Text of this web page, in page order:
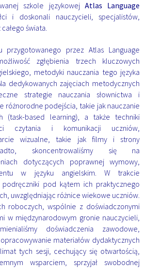
szkole językowej Atlas Language
i doskonali nauczycieli, specjalistów,
świata.
przygotowanego przez Atlas Language
zgłębienia trzech kluczowych
metodyki nauczania tego języka
dedykowanych zajęciach metodycznych
strategie nauczania słownictwa i
różnorodne podejścia, takie jak nauczanie
(task-based learning), a także techniki
czytania i komunikacji uczniów,
wizualne, takie jak filmy i strony
skoncentrowaliśmy się na
dotyczących poprawnej wymowy,
w języku angielskim. W trakcie
podręczniki pod kątem ich praktycznego
uwzględniając różnicewiekowe uczniów.
roboczych, wspólnie z doświadczonymi
w międzynarodowym gronie nauczycieli,
doświadczenia zawodowe,
materiałów dydaktycznych
tych sesji, cechujący się otwartością,
wsparciem, sprzyjał swobodnej